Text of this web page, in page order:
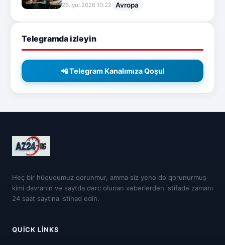
26.İyul.2026 10:22 Avropa
Telegramda izləyin
📲 Telegram Kanalımıza Qoşul
Heç bir hüququmuz qorunmur, amma siz yenə də qorunurmuş
kimi davranın və saytda dərc olunan xəbərlərdən istifadə zamanı
24 saat saytına istinad edin.
QUICK LINKS